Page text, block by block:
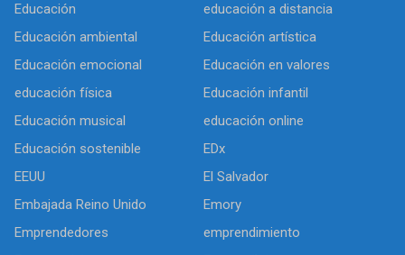
Educación
educación a distancia
Educación ambiental
Educación artística
Educación emocional
Educación en valores
educación física
Educación infantil
Educación musical
educación online
Educación sostenible
EDx
EEUU
El Salvador
Embajada Reino Unido
Emory
Emprendedores
emprendimiento